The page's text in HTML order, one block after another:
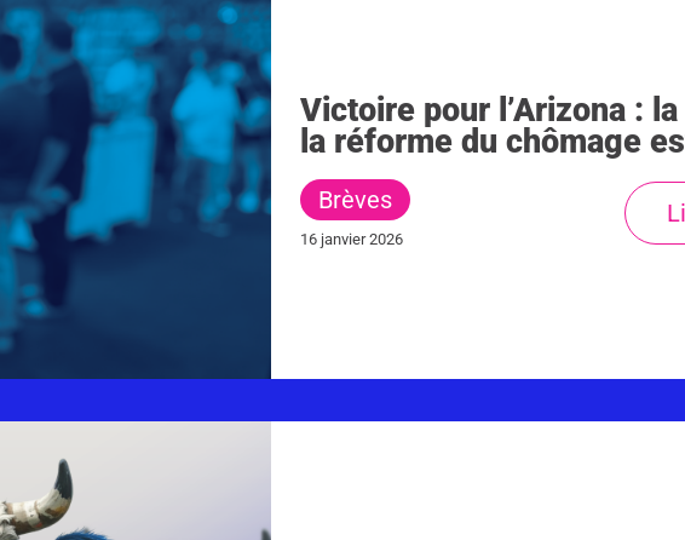
Victoire pour l’Arizona :
la réforme du chômage
Brèves
16 janvier 2026